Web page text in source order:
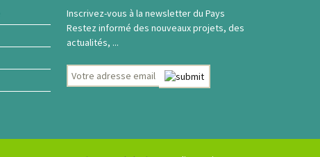
Inscrivez-vous à la newsletter du Pays
Restez informé des nouveaux projets, des
actualités, ...